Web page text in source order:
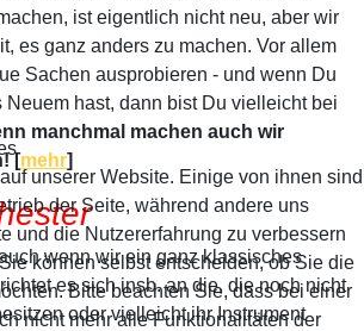
ist eigentlich nicht neu, aber wir
es ganz anders zu machen. Vor allem
Sachen ausprobieren - und wenn Du
Neuem hast, dann bist Du vielleicht bei
manchmal machen auch wir
[mehr]
wenn wir ein ganz klassisches
es sich insb. an die, die noch nicht
oder vielleicht ihr Instrument
unserer Website. Einige von ihnen sind
der Seite, während andere uns
und die Nutzererfahrung zu verbessern
können selbst entscheiden, ob Sie die
Bitte beachten Sie, dass bei einer
nicht mehr alle Funktionalitäten der